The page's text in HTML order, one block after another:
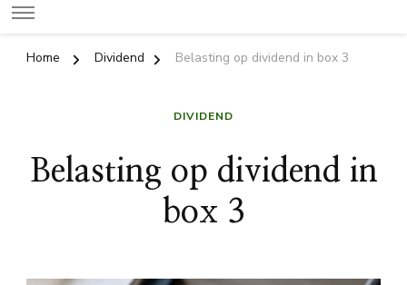
Home Dividend Belasting op dividend in box 3
DIVIDEND
Belasting op dividend in
box 3